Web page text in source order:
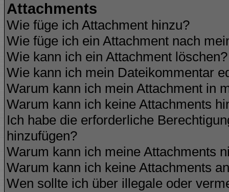
Attachments
Wie füge ich Attachment hinzu?
Wie füge ich ein Attachment nach
Wie kann ich ein Attachment löschen?
Wie kann ich mein Dateikommentar
Warum kann ich mein Attachment in
Warum kann ich keine Attachments
Ich habe die erforderliche
hinzufügen?
Warum kann ich meine Attachments
Warum kann ich keine Attachments
Wen sollte ich über illegale oder